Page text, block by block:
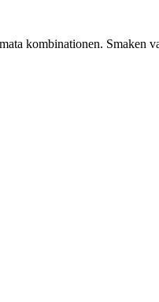
kombinationen. Smaken